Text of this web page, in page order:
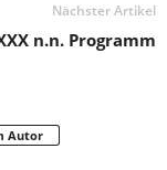
Nächster Artikel
n.n. Programm
Autor